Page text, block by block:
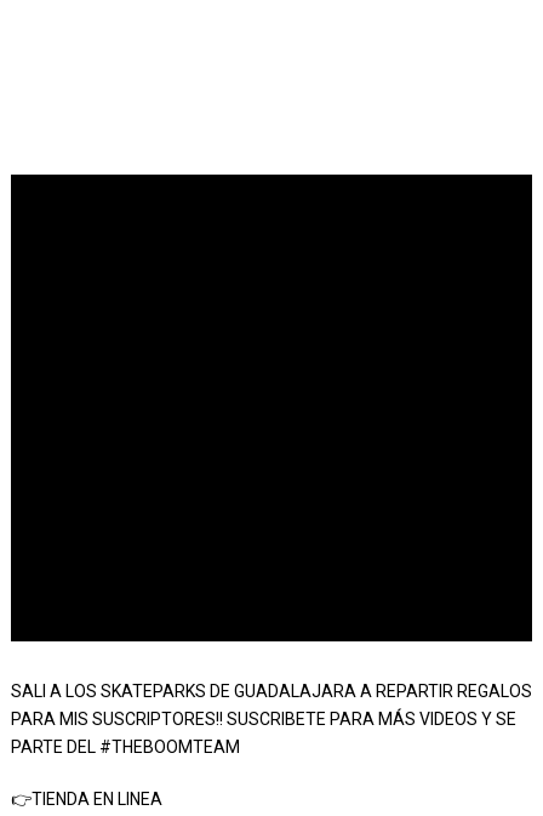
SALI A LOS SKATEPARKS DE GUADALAJARA A REPARTIR REGALOS
PARA MIS SUSCRIPTORES!! SUSCRIBETE PARA MÁS VIDEOS Y SE
PARTE DEL #THEBOOMTEAM
👉TIENDA EN LINEA